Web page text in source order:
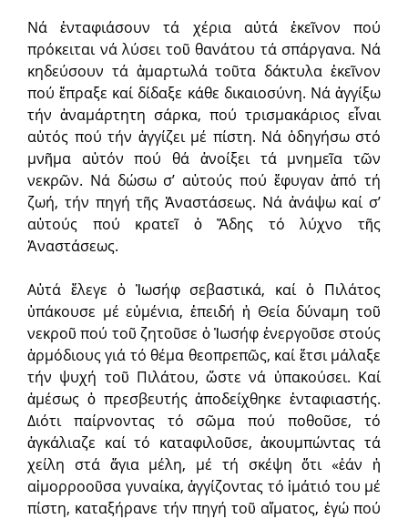
Νά ἐνταφιάσουν τά χέρια αὐτά ἐκεῖνον πού
πρόκειται νά λύσει τοῦ θανάτου τά σπάργανα. Νά
κηδεύσουν τά ἁμαρτωλά τοῦτα δάκτυλα ἐκεῖνον
πού ἔπραξε καί δίδαξε κάθε δικαιοσύνη. Νά ἀγγίξω
τήν ἀναμάρτητη σάρκα, πού τρισμακάριος εἶναι
αὐτός πού τήν ἀγγίζει μέ πίστη. Νά ὁδηγήσω στό
μνῆμα αὐτόν πού θά ἀνοίξει τά μνημεῖα τῶν
νεκρῶν. Νά δώσω σ’ αὐτούς πού ἔφυγαν ἀπό τή
ζωή, τήν πηγή τῆς Ἀναστάσεως. Νά ἀνάψω καί σ’
αὐτούς πού κρατεῖ ὁ Ἅδης τό λύχνο τῆς
Ἀναστάσεως.
Αὐτά ἔλεγε ὁ Ἰωσήφ σεβαστικά, καί ὁ Πιλάτος
ὑπάκουσε μέ εὐμένια, ἐπειδή ἡ Θεία δύναμη τοῦ
νεκροῦ πού τοῦ ζητοῦσε ὁ Ἰωσήφ ἐνεργοῦσε στούς
ἁρμόδιους γιά τό θέμα θεοπρεπῶς, καί ἔτσι μάλαξε
τήν ψυχή τοῦ Πιλάτου, ὥστε νά ὑπακούσει. Καί
ἀμέσως ὁ πρεσβευτής ἀποδείχθηκε ἐνταφιαστής.
Διότι παίρνοντας τό σῶμα πού ποθοῦσε, τό
ἀγκάλιαζε καί τό καταφιλοῦσε, ἀκουμπώντας τά
χείλη στά ἅγια μέλη, μέ τή σκέψη ὅτι «ἐάν ἡ
αἱμορροοῦσα γυναίκα, ἀγγίζοντας τό ἱμάτιό του μέ
πίστη, καταξήρανε τήν πηγή τοῦ αἵματος, ἐγώ πού